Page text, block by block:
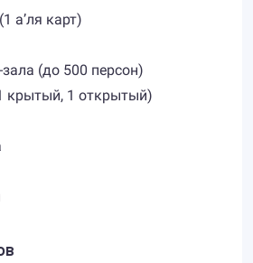
а’ля карт)
(до 500 персон)
крытый, 1 открытый)